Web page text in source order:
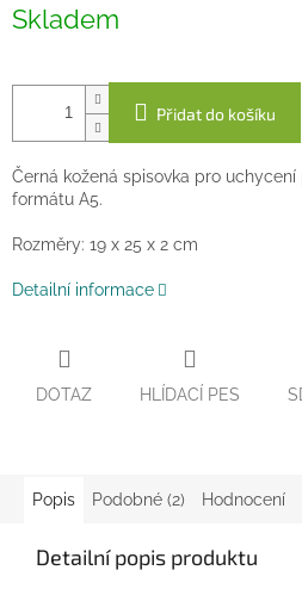
cena:
Skladem
Přidat do košíku
Černá kožená spisovka pro
formátu A5.
Rozměry: 19 x 25 x 2 cm
Detailní informace
DOTAZ HLÍDACÍ PES
Popis Podobné (2) Hodnocení
Detailní popis produktu